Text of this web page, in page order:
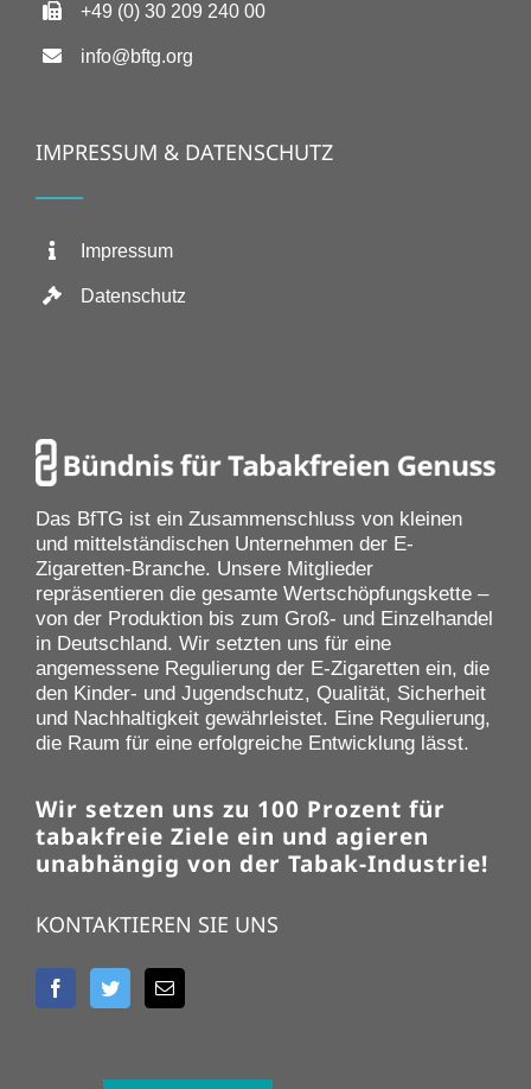
+49 (0) 30 209 240 00
info@bftg.org
IMPRESSUM & DATENSCHUTZ
Impressum
Datenschutz
Das BfTG ist ein Zusammenschluss von kleinen
und mittelständischen Unternehmen der E-
Zigaretten-Branche. Unsere Mitglieder
repräsentieren die gesamte Wertschöpfungskette –
von der Produktion bis zum Groß- und Einzelhandel
in Deutschland. Wir setzten uns für eine
angemessene Regulierung der E-Zigaretten ein, die
den Kinder- und Jugendschutz, Qualität, Sicherheit
und Nachhaltigkeit gewährleistet. Eine Regulierung,
die Raum für eine erfolgreiche Entwicklung lässt.
Wir setzen uns zu 100 Prozent für
tabakfreie Ziele ein und agieren
unabhängig von der Tabak-Industrie!
KONTAKTIEREN SIE UNS